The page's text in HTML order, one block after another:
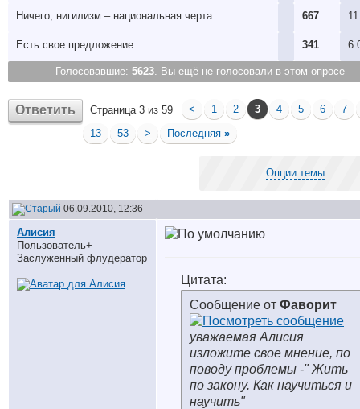
Ничего, нигилизм – национальная черта 667
Есть свое предложениe 341
Голосовавшие: 5623. Вы ещё не голосовали в этом опросе
Ответить Страница 3 из 59 < 1 2 3 4 5 6
7
13
53 > Последняя »
Опции темы
06.09.2010, 12:36
Алисия
Пользователь+
Заслуженный флудератор
Цитата:
Сообщение от Фаворит
уважаемая Алисия
изложите свое мнение, по
поводу проблемы -" Жить
по закону. Как научиться и
научить"